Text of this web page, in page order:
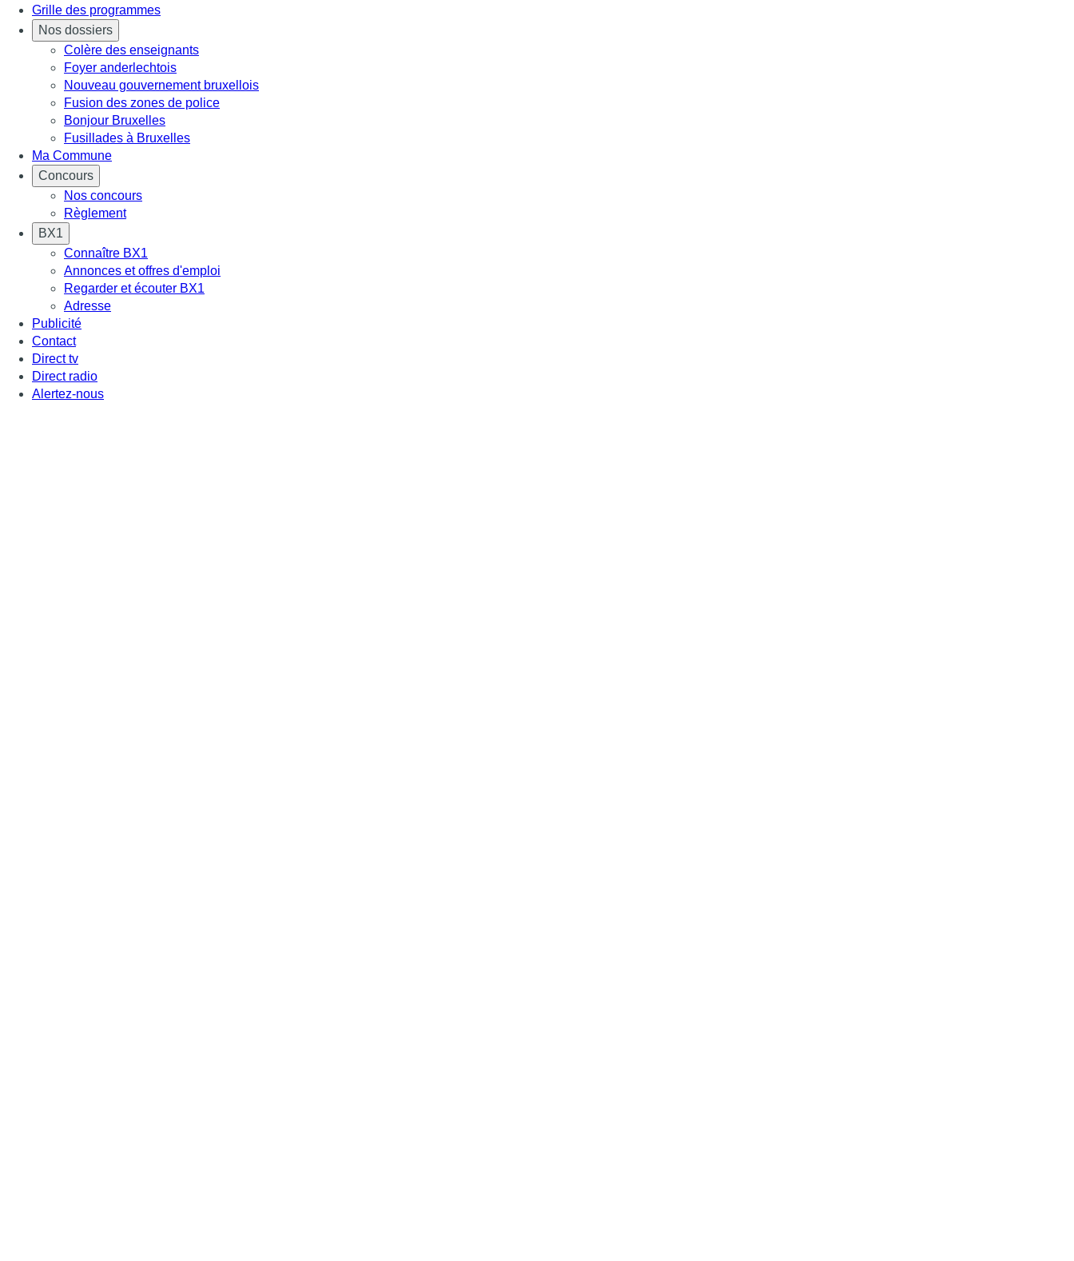
Grille des programmes
Nos dossiers
Colère des enseignants
Foyer anderlechtois
Nouveau gouvernement bruxellois
Fusion des zones de police
Bonjour Bruxelles
Fusillades à Bruxelles
Ma Commune
Concours
Nos concours
Règlement
BX1
Connaître BX1
Annonces et offres d'emploi
Regarder et écouter BX1
Adresse
Publicité
Contact
Direct tv
Direct radio
Alertez-nous